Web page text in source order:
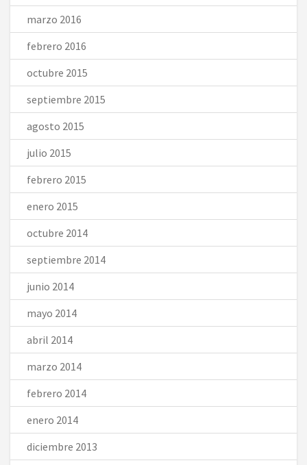
marzo 2016
febrero 2016
octubre 2015
septiembre 2015
agosto 2015
julio 2015
febrero 2015
enero 2015
octubre 2014
septiembre 2014
junio 2014
mayo 2014
abril 2014
marzo 2014
febrero 2014
enero 2014
diciembre 2013